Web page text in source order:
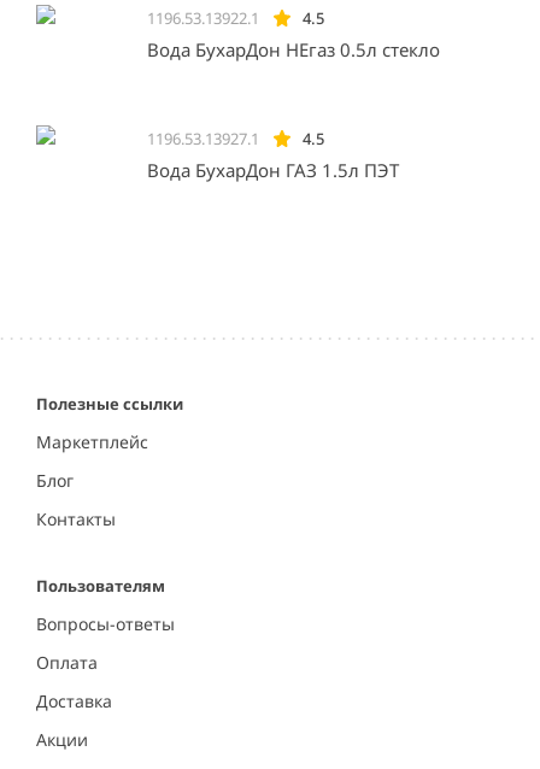
1196.53.13922.1 4.5
Вода БухарДон НЕгаз 0.5л стекло
1196.53.13927.1 4.5
Вода БухарДон ГАЗ 1.5л ПЭТ
Полезные ссылки
Маркетплейс
Блог
Контакты
Пользователям
Вопросы-ответы
Оплата
Доставка
Акции